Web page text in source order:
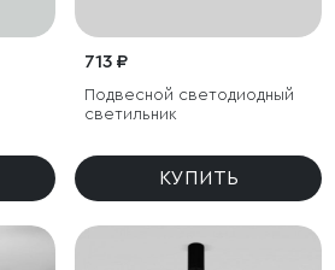
713 ₽
Подвесной светодиодный
светильник
КУПИТЬ